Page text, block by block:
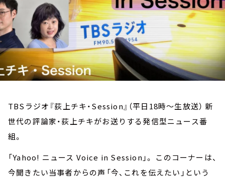
TBSラジオ『荻上チキ・Session』（平日18時～生放送） 新
世代の評論家・荻上チキがお送りする発信型ニュース番
組。
「Yahoo! ニュース Voice in Session」。 このコーナーは、
今聞きたい当事者からの声――「今、これを伝えたい」という